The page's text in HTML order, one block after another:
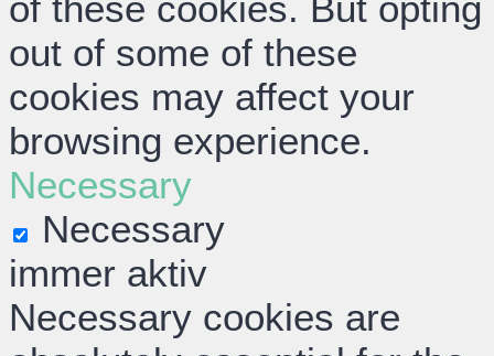
out of some of these
cookies may affect your
browsing experience.
Necessary
Necessary
immer aktiv
Necessary cookies are